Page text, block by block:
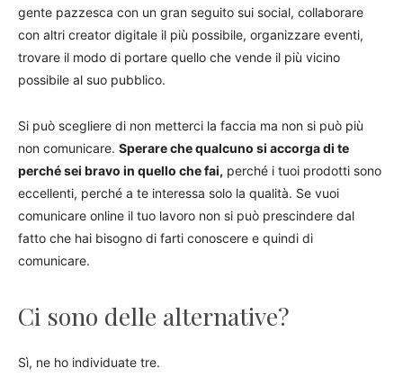
gente pazzesca con un gran seguito sui social, collaborare
con altri creator digitale il più possibile, organizzare eventi,
trovare il modo di portare quello che vende il più vicino
possibile al suo pubblico.
Si può scegliere di non metterci la faccia ma non si può più
non comunicare. Sperare che qualcuno si accorga di te
perché sei bravo in quello che fai, perché i tuoi prodotti sono
eccellenti, perché a te interessa solo la qualità. Se vuoi
comunicare online il tuo lavoro non si può prescindere dal
fatto che hai bisogno di farti conoscere e quindi di
comunicare.
Ci sono delle alternative?
Sì, ne ho individuate tre.